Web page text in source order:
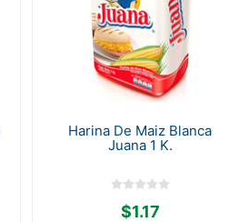
Harina De Maiz Blanca
Juana 1 K.
$1.17